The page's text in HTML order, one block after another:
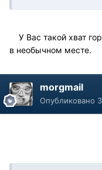
У Вас такой хват
в необычном месте.
morgmail
Опубликовано